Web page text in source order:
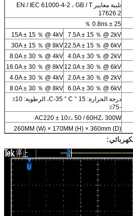
تلبية معايير EN / IEC 61000-4-2 ، GB / T
17626.2
0.8ns ± 25 ％
7.5A ± 15 ％ @ 2kV
15A ± 15 ％ @ 4kV
22.5A ± 15 ％ @ 6kV
30A ± 15 ％ @ 8kV
4.0A ± 30 ％ @ 2kV
8.0A ± 30 ％ @ 4kV
12.0A ± 30 ％ @ 6kV
16.0A ± 30 ％ @ 8kV
2.0A ± 30 ％ @ 2kV
4.0A ± 30 ％ @ 4kV
6.0A ± 30 ％ @ 6kV
8.0A ± 30 ％ @ 8kV
درجة الحرارة: 15 ° C-35 ° C، الرطوبة: 10٪
-75٪
AC220 ± 10٪، 50 / 60HZ، 300W
260MM (W) × 170MM (H) × 360mm (D)